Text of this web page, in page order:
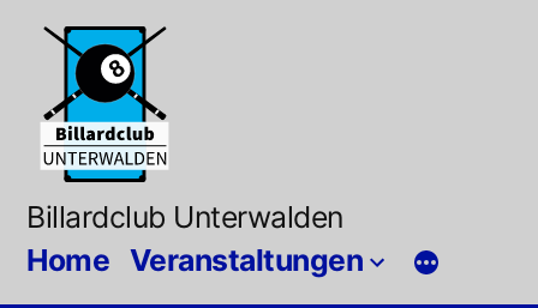
Zum
springen
Billardclub Unterwalden
Home Veranstaltungen